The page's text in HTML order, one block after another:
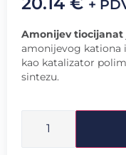
+
Amonijev tiocijanat
amonijevog kationa
kao katalizator
sintezu.